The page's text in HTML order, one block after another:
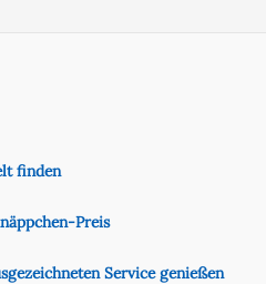
finden
Preis
Service genießen